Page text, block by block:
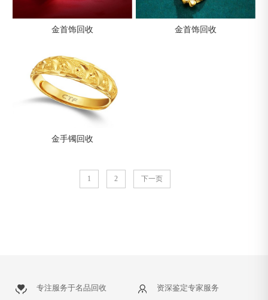
金首饰回收 金首饰回收
金手镯回收
1 2 下一页
专注服务于名品回收 资深鉴定专家服务